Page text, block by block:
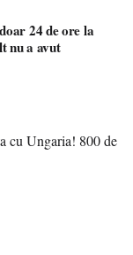
24 de ore la
nu a avut